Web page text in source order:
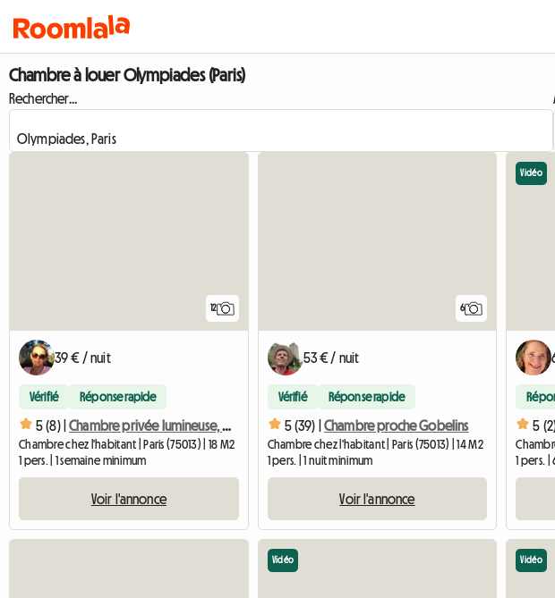
Chambre à louer Olympiades (Paris)
Rechercher...
12
39 € / nuit
Vérifié Réponse rapide
5 (8) | Chambre privée lumineuse, Salle de bain et balcon privés
Chambre chez l'habitant | Paris (75013) | 18 M2
1 pers. | 1 semaine minimum
Voir l'annonce
6
53 € / nuit
Vérifié Réponse rapide
5 (39) | Chambre proche Gobelins
Chambre chez l'habitant | Paris (75013) | 14 M2
1 pers. | 1 nuit minimum
Voir l'annonce
Vidéo
5 (2)
1 pers. |
Vidéo Vidéo